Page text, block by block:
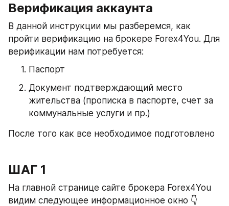
Верификация аккаунта
В данной инструкции мы разберемся, как
пройти верификацию на брокере Forex4You. Для
верификации нам потребуется:
Паспорт
Документ подтверждающий место
жительства (прописка в паспорте, счет за
коммунальные услуги и пр.)
После того как все необходимое подготовлено
ШАГ 1
На главной странице сайте брокера Forex4You
видим следующее информационное окно 👇